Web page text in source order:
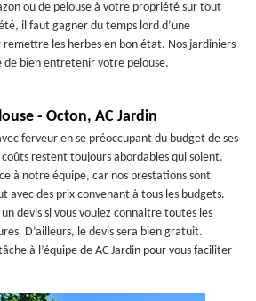
ou de pelouse à votre propriété sur tout
il faut gagner du temps lord d’une
les herbes en bon état. Nos jardiniers
de bien entretenir votre pelouse.
- Octon, AC Jardin
ferveur en se préoccupant du budget de ses
coûts restent toujours abordables qui soient.
à notre équipe, car nos prestations sont
avec des prix convenant à tous les budgets.
devis si vous voulez connaitre toutes les
D’ailleurs, le devis sera bien gratuit.
à l’équipe de AC Jardin pour vous faciliter